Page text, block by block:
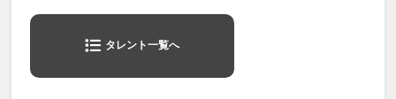
タレント一覧へ